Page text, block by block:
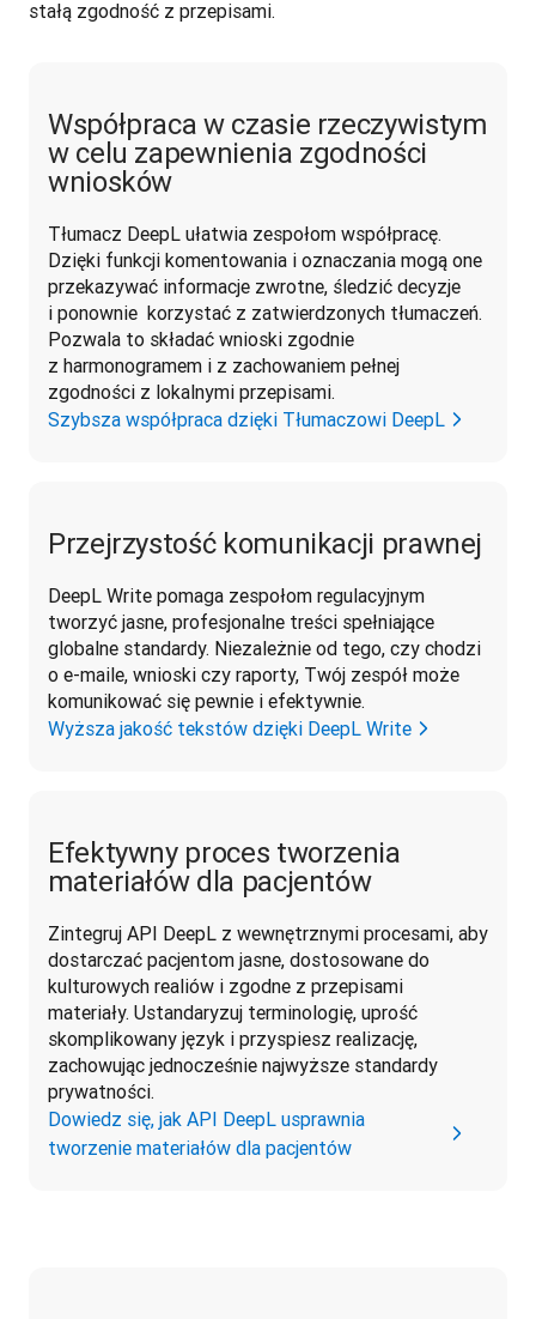
stałą zgodność z przepisami.
Współpraca w czasie rzeczywistym
w celu zapewnienia zgodności
wniosków
Tłumacz DeepL ułatwia zespołom współpracę.
Dzięki funkcji komentowania i oznaczania mogą one
przekazywać informacje zwrotne, śledzić decyzje
i ponownie  korzystać z zatwierdzonych tłumaczeń.
Pozwala to składać wnioski zgodnie
z harmonogramem i z zachowaniem pełnej
zgodności z lokalnymi przepisami.
Szybsza współpraca dzięki Tłumaczowi DeepL
Przejrzystość komunikacji prawnej
DeepL Write pomaga zespołom regulacyjnym
tworzyć jasne, profesjonalne treści spełniające
globalne standardy. Niezależnie od tego, czy chodzi
o e-maile, wnioski czy raporty, Twój zespół może
komunikować się pewnie i efektywnie.
Wyższa jakość tekstów dzięki DeepL Write
Efektywny proces tworzenia
materiałów dla pacjentów
Zintegruj API DeepL z wewnętrznymi procesami, aby
dostarczać pacjentom jasne, dostosowane do
kulturowych realiów i zgodne z przepisami
materiały. Ustandaryzuj terminologię, uprość
skomplikowany język i przyspiesz realizację,
zachowując jednocześnie najwyższe standardy
prywatności.
Dowiedz się, jak API DeepL usprawnia
tworzenie materiałów dla pacjentów